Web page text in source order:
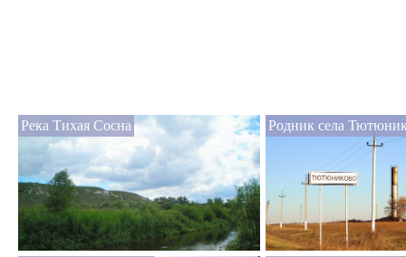
Река Тихая Сосна Родник села